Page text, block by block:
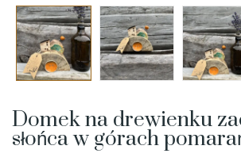
Domek na drewienku
słońca w górach